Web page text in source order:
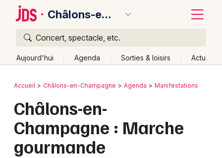
Châlons-en-Champagne
Concert, spectacle, etc.
Aujourd'hui Agenda Sorties & loisirs Actu
Publier un événement
Grands événements
Bordeaux
Colmar
Lille
Retour
Accueil Châlons-en-Champagne Agenda Manifestations
Châlons-en-
Champagne : Marche
gourmande
Quoi ?
Où ?
Champagne-Ardenne
Partout
Changer de lieu
Quand ?